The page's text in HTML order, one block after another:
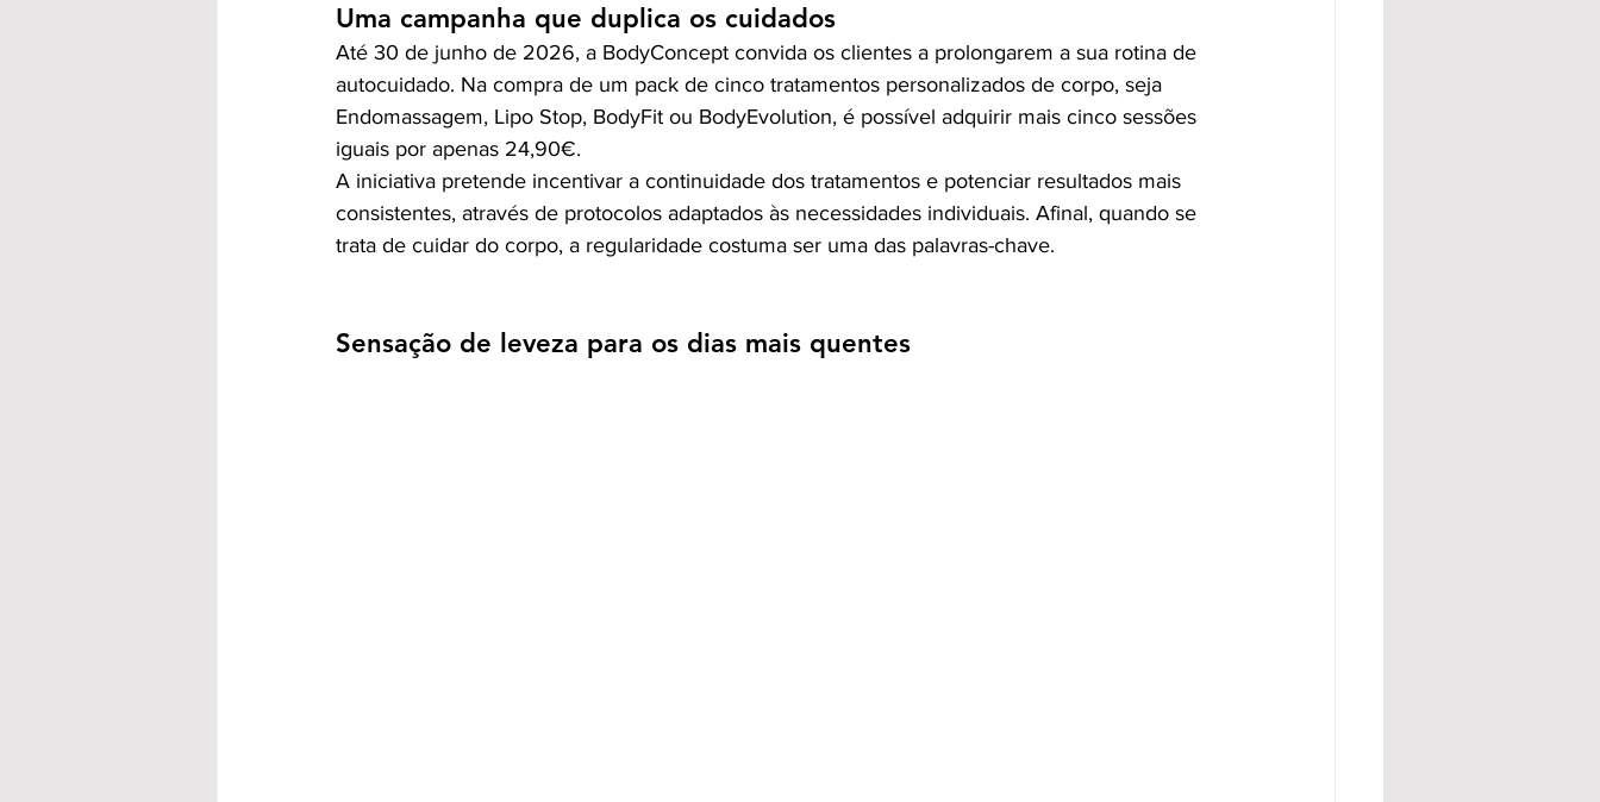
Uma campanha que duplica os cuidados
Até 30 de junho de 2026, a BodyConcept convida os clientes a prolongarem a sua rotina de
autocuidado. Na compra de um pack de cinco tratamentos personalizados de corpo, seja
Endomassagem, Lipo Stop, BodyFit ou BodyEvolution, é possível adquirir mais cinco sessões
iguais por apenas 24,90€.
A iniciativa pretende incentivar a continuidade dos tratamentos e potenciar resultados mais
consistentes, através de protocolos adaptados às necessidades individuais. Afinal, quando se
trata de cuidar do corpo, a regularidade costuma ser uma das palavras-chave.
Sensação de leveza para os dias mais quentes